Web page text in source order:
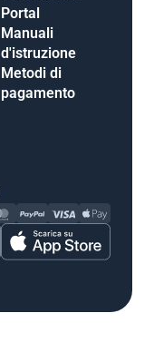
Portal
Manuali
d'istruzione
Metodi di
pagamento